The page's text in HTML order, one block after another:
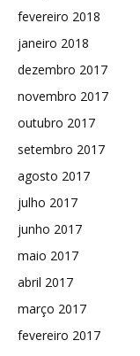
fevereiro 2018
janeiro 2018
dezembro 2017
novembro 2017
outubro 2017
setembro 2017
agosto 2017
julho 2017
junho 2017
maio 2017
abril 2017
março 2017
fevereiro 2017